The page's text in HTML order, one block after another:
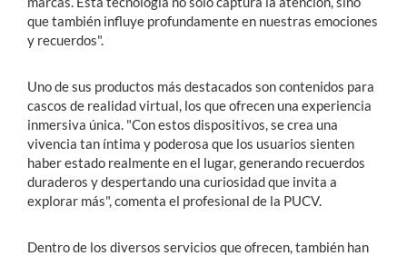
que también influye profundamente en nuestras emociones
y recuerdos".
Uno de sus productos más destacados son contenidos para
cascos de realidad virtual, los que ofrecen una experiencia
inmersiva única. "Con estos dispositivos, se crea una
vivencia tan íntima y poderosa que los usuarios sienten
haber estado realmente en el lugar, generando recuerdos
duraderos y despertando una curiosidad que invita a
explorar más", comenta el profesional de la PUCV.
Dentro de los diversos servicios que ofrecen, también han